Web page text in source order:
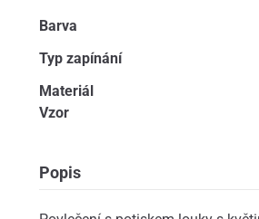
Barva
Typ zapínání
Materiál
Vzor
Popis